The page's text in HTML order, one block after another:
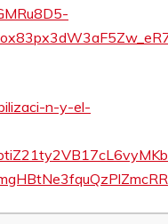
n-y-el-